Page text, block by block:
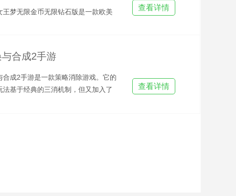
王梦无限金币无限钻石版是一款欧美
查看详情
合成2手游
合成2手游是一款策略消除游戏。它的
法基于经典的三消机制，但又加入了
查看详情